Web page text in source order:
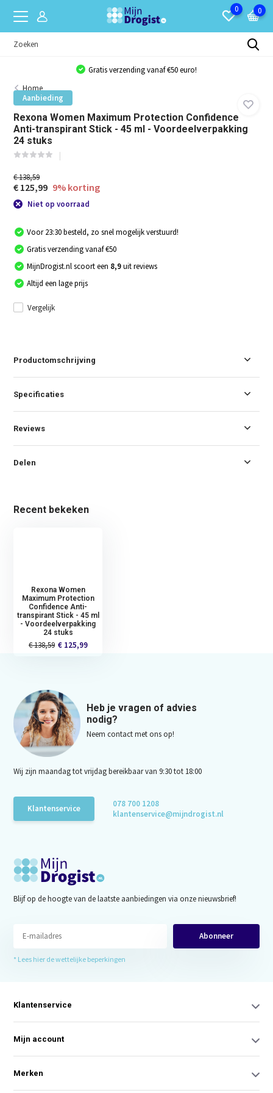
0 0
Gratis verzending vanaf €50 euro!
Home
Aanbieding
Rexona Women Maximum Protection Confidence
Anti-transpirant Stick - 45 ml - Voordeelverpakking
24 stuks
€ 138,59
€ 125,99 9% korting
Niet op voorraad
Voor 23:30 besteld, zo snel mogelijk verstuurd!
Gratis verzending vanaf €50
MijnDrogist.nl scoort een 8,9uit reviews
Altijd een lage prijs
Vergelijk
Productomschrijving
Specificaties
Reviews
Delen
Recent bekeken
Rexona Women
Maximum Protection
Confidence Anti-
transpirant Stick - 45 ml
- Voordeelverpakking
24 stuks
€ 138,59 € 125,99
Heb je vragen of advies
nodig?
Neem contact met ons op!
Wij zijn maandag tot vrijdag bereikbaar van 9:30 tot 18:00
Klantenservice
078 700 1208
klantenservice@mijndrogist.nl
Blijf op de hoogte van de laatste aanbiedingen via onze nieuwsbrief!
Abonneer
* Lees hier de wettelijke beperkingen
Klantenservice
Mijn account
Merken